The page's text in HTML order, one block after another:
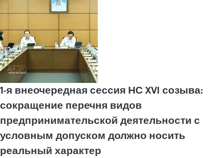
1-я внеочередная сессия НС XVI созыва:
сокращение перечня видов
предпринимательской деятельности с
условным допуском должно носить
реальный характер